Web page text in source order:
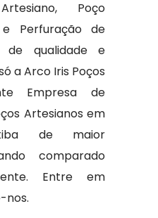
Poço
Perfuração de
de qualidade e
a Arco Iris Poços
Empresa de
Artesianos em
de maior
comparado
Entre em
nos.